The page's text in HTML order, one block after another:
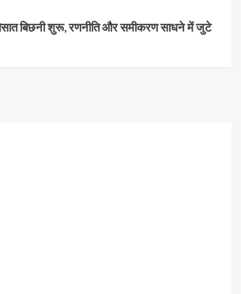
बिछनी शुरू, रणनीति और समीकरण साधने में जुटे